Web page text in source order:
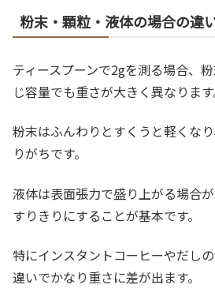
粉末・顆粒・液体の場合の違
ティースプーンで2gを測る場合、
じ容量でも重さが大きく異なります
粉末はふんわりとすくうと軽くな
りがちです。
液体は表面張力で盛り上がる場合
すりきりにすることが基本です。
特にインスタントコーヒーやだし
違いでかなり重さに差が出ます。